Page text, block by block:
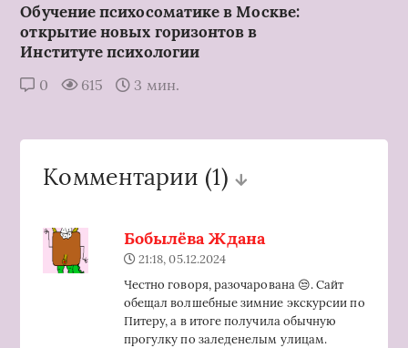
Обучение психосоматике в Москве:
открытие новых горизонтов в
Институте психологии
0 615 3 мин.
Комментарии (1)
Бобылёва Ждана
21:18, 05.12.2024
Честно говоря, разочарована 😒. Сайт
обещал волшебные зимние экскурсии по
Питеру, а в итоге получила обычную
прогулку по заледенелым улицам.